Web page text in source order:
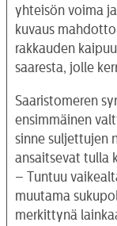
yhteisön voima
kuvaus
rakkauden
saaresta, jolle
Saaristomeren
ensimmäinen
sinne suljettujen
ansaitsevat tulla
– Tuntuu
muutama
merkittynä